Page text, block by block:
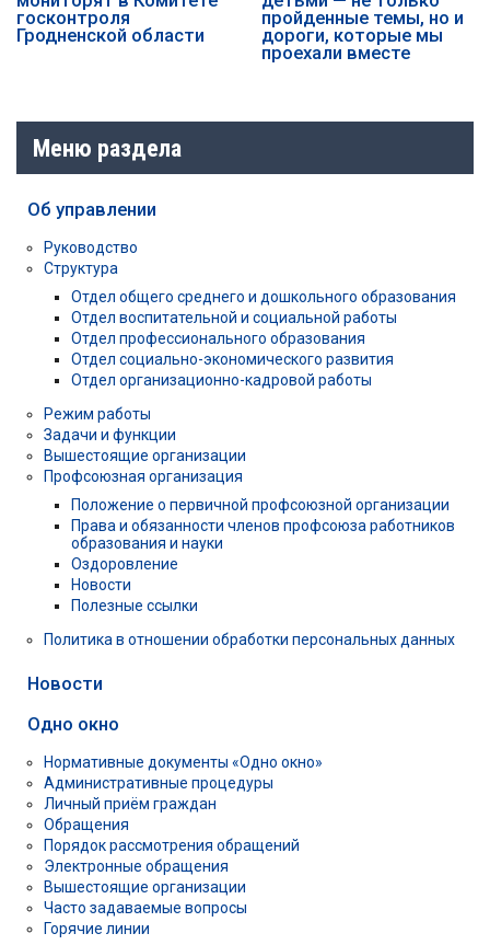
госконтроля
Гродненской области
пройденные темы, но и
дороги, которые мы
проехали вместе
Меню раздела
Об управлении
Руководство
Структура
Отдел общего среднего и дошкольного образования
Отдел воспитательной и социальной работы
Отдел профессионального образования
Отдел социально-экономического развития
Отдел организационно-кадровой работы
Режим работы
Задачи и функции
Вышестоящие организации
Профсоюзная организация
Положение о первичной профсоюзной организации
Права и обязанности членов профсоюза работников
образования и науки
Оздоровление
Новости
Полезные ссылки
Политика в отношении обработки персональных данных
Новости
Одно окно
Нормативные документы «Одно окно»
Административные процедуры
Личный приём граждан
Обращения
Порядок рассмотрения обращений
Электронные обращения
Вышестоящие организации
Часто задаваемые вопросы
Горячие линии